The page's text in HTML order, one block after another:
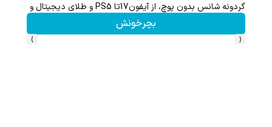
گردونه شانس بدون پوچ، از آیفون17تا PS5 و طلای دیجیتال و دلار🔥
بچرخونش
‹
›